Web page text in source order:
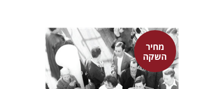
מחיר
השקה